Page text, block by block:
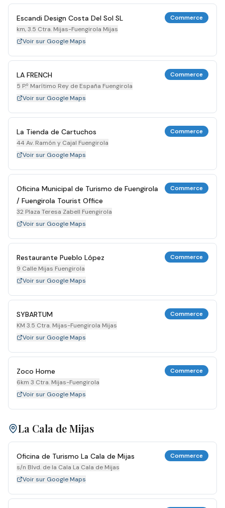
Escandi Design Costa Del Sol SL
km, 3.5 Ctra. Mijas-Fuengirola Mijas
Commerce
Voir sur Google Maps
LA FRENCH
5 P.º Marítimo Rey de España Fuengirola
Commerce
Voir sur Google Maps
La Tienda de Cartuchos
44 Av. Ramón y Cajal Fuengirola
Commerce
Voir sur Google Maps
Oficina Municipal de Turismo de Fuengirola
/ Fuengirola Tourist Office
32 Plaza Teresa Zabell Fuengirola
Commerce
Voir sur Google Maps
Restaurante Pueblo López
9 Calle Mijas Fuengirola
Commerce
Voir sur Google Maps
SYBARTUM
KM 3.5 Ctra. Mijas-Fuengirola Mijas
Commerce
Voir sur Google Maps
Zoco Home
6km 3 Ctra. Mijas-Fuengirola
Commerce
Voir sur Google Maps
La Cala de Mijas
Oficina de Turismo La Cala de Mijas
s/n Blvd. de la Cala La Cala de Mijas
Commerce
Voir sur Google Maps